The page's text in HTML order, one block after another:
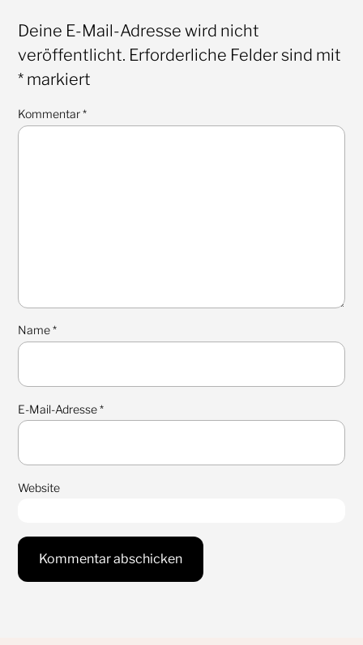
Deine E-Mail-Adresse wird nicht
veröffentlicht. Erforderliche Felder sind mit
*markiert
Kommentar*
Name*
E-Mail-Adresse*
Website